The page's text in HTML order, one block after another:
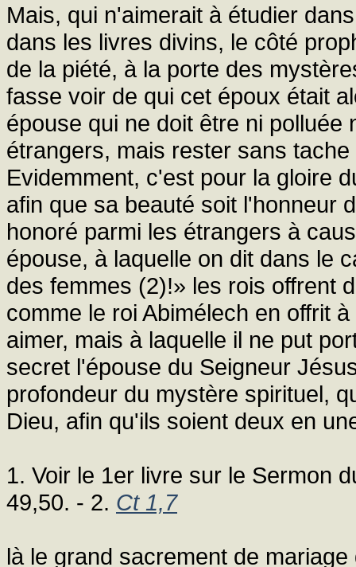
Mais, qui n'aimerait à étudier
dans les livres divins, le côté
de la piété, à la porte des
fasse voir de qui cet époux était
épouse qui ne doit être ni
étrangers, mais rester sans
Evidemment, c'est pour la gloire
afin que sa beauté soit l'honneur
honoré parmi les étrangers à
épouse, à laquelle on dit dans le
des femmes (2)!» les rois offrent
comme le roi Abimélech en offrit
aimer, mais à laquelle il ne put
secret l'épouse du Seigneur
profondeur du mystère spirituel,
Dieu, afin qu'ils soient deux en
1. Voir le 1er livre sur le Sermon
49,50. - 2. Ct 1,7
là le grand sacrement de